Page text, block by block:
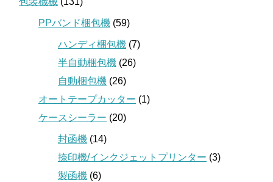
PPバンド梱包機 (59)
ハンディ梱包機 (7)
半自動梱包機 (26)
自動梱包機 (26)
オートテープカッター (1)
ケースシーラー (20)
封函機 (14)
捺印機/インクジェットプリンター (3)
製函機 (6)